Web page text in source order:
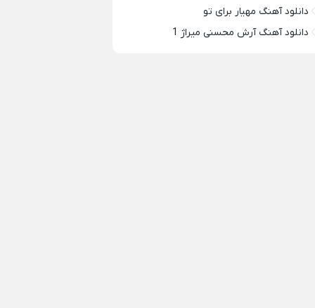
دانلود آهنگ مهیار برای تو
دانلود آهنگ آرش محسنی میراژ 1